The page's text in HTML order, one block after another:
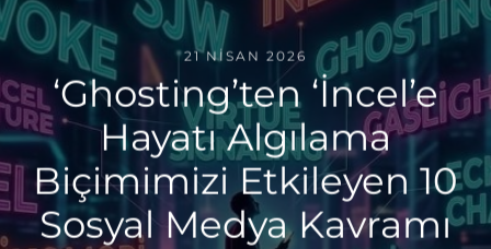
21 NISAN 2026
‘Ghosting’ten ‘İncel’e
Hayatı Algılama
Biçimimizi Etkileyen 10
Sosyal Medya Kavramı